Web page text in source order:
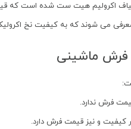
اکرولیم هیت ست شده است که
می شوند که به کیفیت نخ اکرولیک
فرش ماشینی
فرش ندارد.
کیفیت و نیز قیمت فرش دارد.